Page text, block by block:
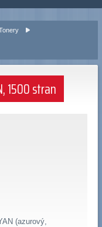
1500 stran
(azurový,